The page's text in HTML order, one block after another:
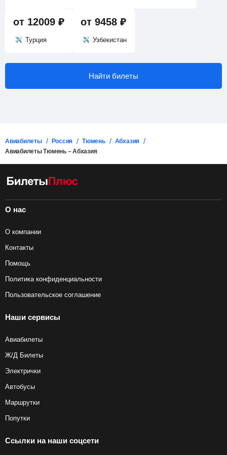
от 12009 ₽
Турция
от 9458 ₽
Узбекистан
Найти билеты
Авиабилеты Россия Тюмень
Абхазия
Авиабилеты Тюмень – Абхазия
О нас
О компании
Контакты
Помощь
Политика конфиденциальности
Пользовательское соглашение
Наши сервисы
Авиабилеты
Ж/Д Билеты
Электрички
Автобусы
Маршрутки
Попутки
Ссылки на наши соцсети